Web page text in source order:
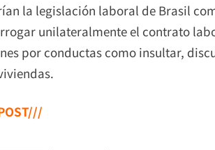
la legislación laboral de Brasil
unilateralmente el contrato
por conductas como insultar,